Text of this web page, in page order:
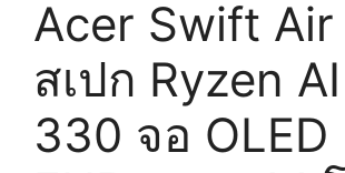
Acer Swift Air
สเปก Ryzen
330 จอ OLED